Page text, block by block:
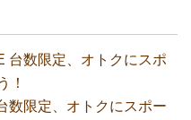
数限定、オトクにスポー